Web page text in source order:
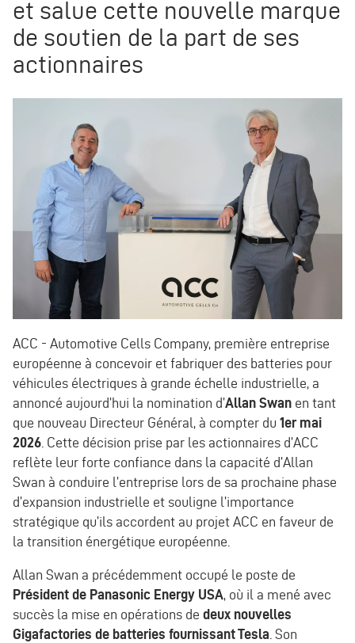
et salue cette nouvelle marque
de soutien de la part de ses
actionnaires
ACC - Automotive Cells Company, première entreprise
européenne à concevoir et fabriquer des batteries pour
véhicules électriques à grande échelle industrielle, a
annoncé aujourd’hui la nomination d’Allan Swan en tant
que nouveau Directeur Général, à compter du 1er mai
2026 . Cette décision prise par les actionnaires d’ACC
reflète leur forte confiance dans la capacité d’Allan
Swan à conduire l’entreprise lors de sa prochaine phase
d’expansion industrielle et souligne l’importance
stratégique qu’ils accordent au projet ACC en faveur de
la transition énergétique européenne.
Allan Swan a précédemment occupé le poste de
Président de Panasonic Energy USA, où il a mené avec
succès la mise en opérations de deux nouvelles
Gigafactories de batteries fournissant Tesla . Son